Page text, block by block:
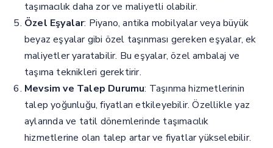
taşımacılık daha zor ve maliyetli olabilir.
Özel Eşyalar: Piyano, antika mobilyalar veya büyük
beyaz eşyalar gibi özel taşınması gereken eşyalar, ek
maliyetler yaratabilir. Bu eşyalar, özel ambalaj ve
taşıma teknikleri gerektirir.
Mevsim ve Talep Durumu: Taşınma hizmetlerinin
talep yoğunluğu, fiyatları etkileyebilir. Özellikle yaz
aylarında ve tatil dönemlerinde taşımacılık
hizmetlerine olan talep artar ve fiyatlar yükselebilir.